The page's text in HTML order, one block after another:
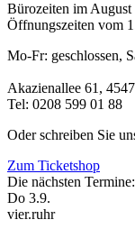
Bürozeiten im August
Öffnungszeiten vom
Mo-Fr: geschlossen,
Akazienallee 61,
Tel: 0208 599 01 88
Oder schreiben Sie
Zum Ticketshop
Die nächsten Termine:
Do 3.9.
vier.ruhr